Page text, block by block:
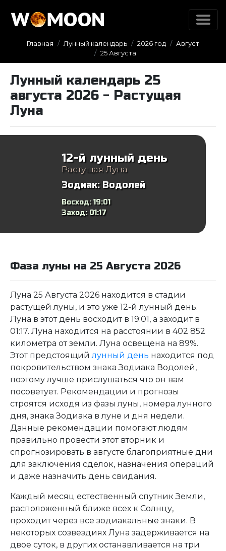
Главная Лунный календарь 2026 год
Август
25 Августа
Лунный календарь 25
августа 2026 - Растущая
Луна
12-й лунный день
Растущая Луна
Зодиак: Водолей
Восход:19:01
Заход: 01:17
Фаза луны на 25 Августа 2026
Луна 25 Августа 2026 находится в стадии
растущей луны, и это уже 12-й лунный день.
Луна в этот день восходит в 19:01, а заходит в
01:17. Луна находится на расстоянии в 402 852
километра от земли. Луна освещена на 89%.
Этот предстоящийлунный день находится под
покровительством знака Зодиака Водолей,
поэтому лучше прислушаться что он вам
посоветует. Рекомендации и прогнозы
строятся исходя из фазы луны, номера лунного
дня, знака Зодиака в луне и дня недели.
Данные рекомендации помогают людям
правильно провести этот вторник и
спрогнозировать в августе благоприятные дни
для заключения сделок, назначения операций
и даже назначить день свидания.
Каждый месяц естественный спутник Земли,
расположенный ближе всех к Солнцу,
проходит через все зодиакальные знаки. В
некоторых созвездиях Луна задерживается на
двое суток, в других останавливается на три